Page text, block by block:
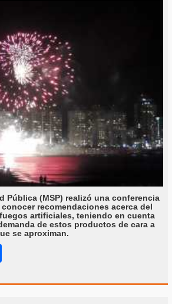
Pública (MSP) realizó una conferencia
recomendaciones acerca del
artificiales, teniendo en cuenta
de estos productos de cara a
se aproximan.